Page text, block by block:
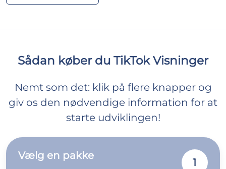
Sådan køber du TikTok Visninger
Nemt som det: klik på flere knapper og
giv os den nødvendige information for at
starte udviklingen!
Vælg en pakke
1